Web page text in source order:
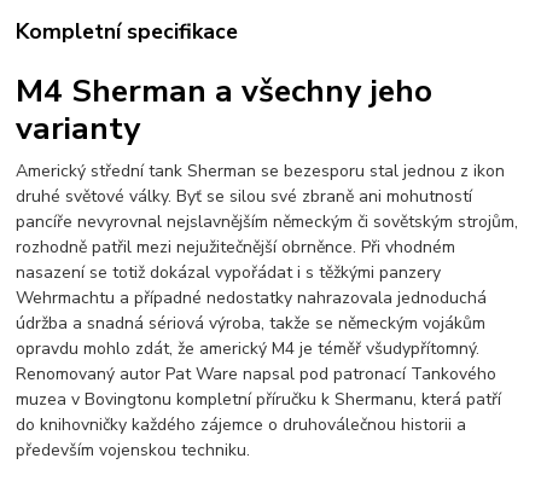
Kompletní specifikace
M4 Sherman a všechny jeho
varianty
Americký střední tank Sherman se bezesporu stal jednou z ikon
druhé světové války. Byť se silou své zbraně ani mohutností
pancíře nevyrovnal nejslavnějším německým či sovětským strojům,
rozhodně patřil mezi nejužitečnější obrněnce. Při vhodném
nasazení se totiž dokázal vypořádat i s těžkými panzery
Wehrmachtu a případné nedostatky nahrazovala jednoduchá
údržba a snadná sériová výroba, takže se německým vojákům
opravdu mohlo zdát, že americký M4 je téměř všudypřítomný.
Renomovaný autor Pat Ware napsal pod patronací Tankového
muzea v Bovingtonu kompletní příručku k Shermanu, která patří
do knihovničky každého zájemce o druhoválečnou historii a
především vojenskou techniku.